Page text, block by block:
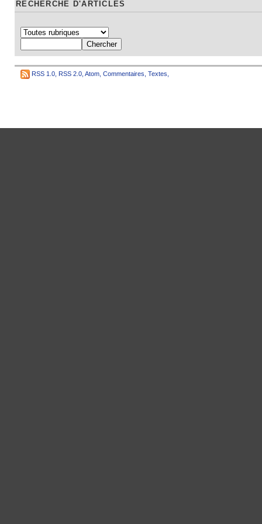
RECHERCHE D'ARTICLES
RSS 1.0 RSS 2.0 Atom Commentaires Textes